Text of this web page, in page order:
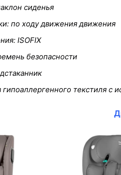
сиденья
по ходу движения движения
ISOFIX
безопасности
гипоаллергенного текстиля с